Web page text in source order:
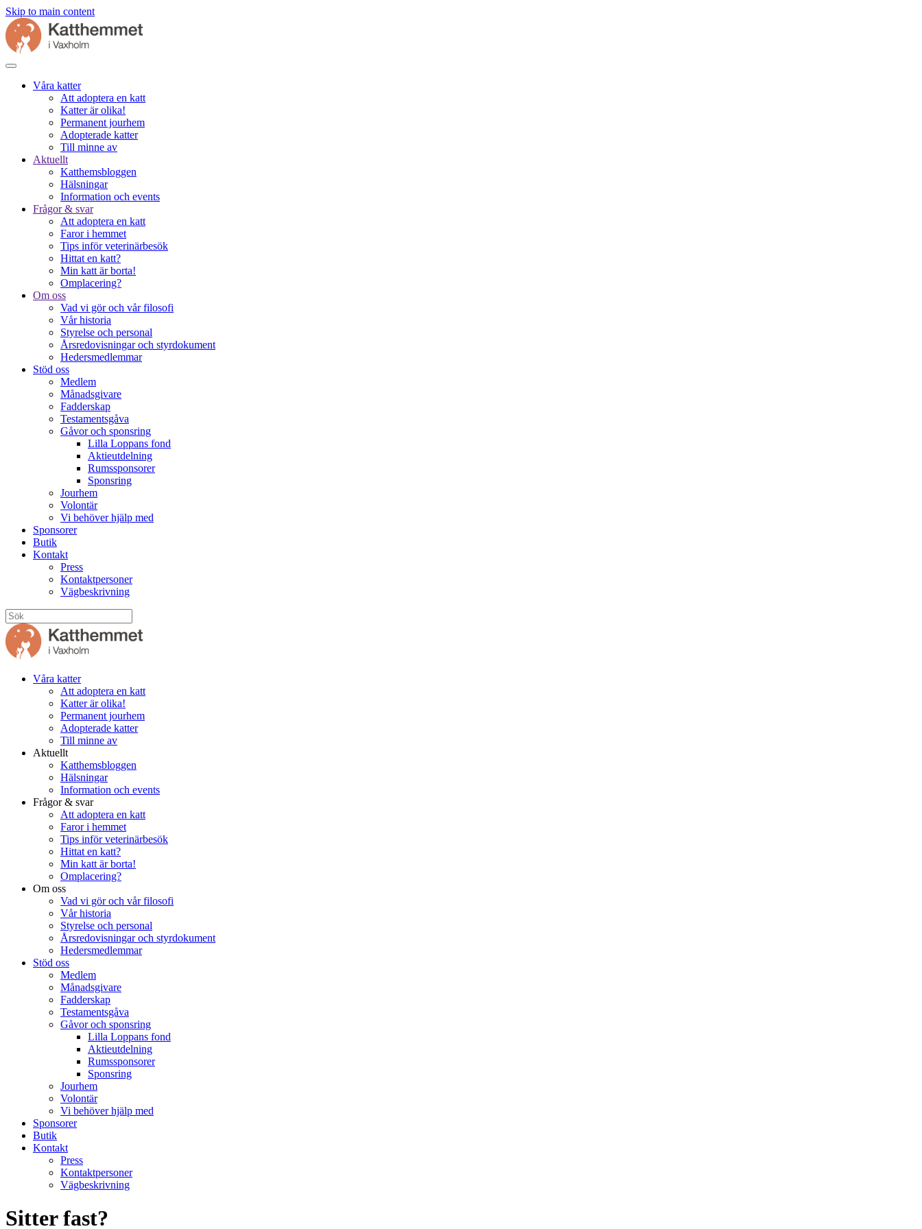
Skip to main content
Våra katter
Att adoptera en katt
Katter är olika!
Permanent jourhem
Adopterade katter
Till minne av
Aktuellt
Katthemsbloggen
Hälsningar
Information och events
Frågor & svar
Att adoptera en katt
Faror i hemmet
Tips inför veterinärbesök
Hittat en katt?
Min katt är borta!
Omplacering?
Om oss
Vad vi gör och vår filosofi
Vår historia
Styrelse och personal
Årsredovisningar och styrdokument
Hedersmedlemmar
Stöd oss
Medlem
Månadsgivare
Fadderskap
Testamentsgåva
Gåvor och sponsring
Lilla Loppans fond
Aktieutdelning
Rumssponsorer
Sponsring
Jourhem
Volontär
Vi behöver hjälp med
Sponsorer
Butik
Kontakt
Press
Kontaktpersoner
Vägbeskrivning
Våra katter
Att adoptera en katt
Katter är olika!
Permanent jourhem
Adopterade katter
Till minne av
Aktuellt
Katthemsbloggen
Hälsningar
Information och events
Frågor & svar
Att adoptera en katt
Faror i hemmet
Tips inför veterinärbesök
Hittat en katt?
Min katt är borta!
Omplacering?
Om oss
Vad vi gör och vår filosofi
Vår historia
Styrelse och personal
Årsredovisningar och styrdokument
Hedersmedlemmar
Stöd oss
Medlem
Månadsgivare
Fadderskap
Testamentsgåva
Gåvor och sponsring
Lilla Loppans fond
Aktieutdelning
Rumssponsorer
Sponsring
Jourhem
Volontär
Vi behöver hjälp med
Sponsorer
Butik
Kontakt
Press
Kontaktpersoner
Vägbeskrivning
Sitter fast?